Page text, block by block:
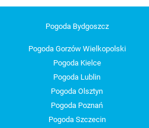
Pogoda Bydgoszcz
Pogoda Gorzów Wielkopolski
Pogoda Kielce
Pogoda Lublin
Pogoda Olsztyn
Pogoda Poznań
Pogoda Szczecin